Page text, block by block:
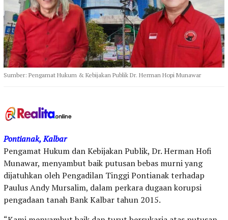
Sumber: Pengamat Hukum & Kebijakan Publik Dr. Herman Hopi Munawar
Pontianak, Kalbar
Pengamat Hukum dan Kebijakan Publik, Dr. Herman Hofi
Munawar, menyambut baik putusan bebas murni yang
dijatuhkan oleh Pengadilan Tinggi Pontianak terhadap
Paulus Andy Mursalim, dalam perkara dugaan korupsi
pengadaan tanah Bank Kalbar tahun 2015.